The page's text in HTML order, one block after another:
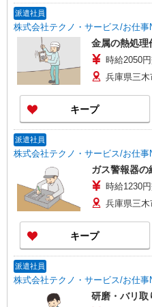
派遣社員
株式会社テクノ・サービス/お仕事
金属の熱処理
時給2050
兵庫県三
キープ
派遣社員
株式会社テクノ・サービス/お仕事
ガス警報器の
時給1230
兵庫県三
キープ
派遣社員
株式会社テクノ・サービス/お仕事
研磨・バリ取